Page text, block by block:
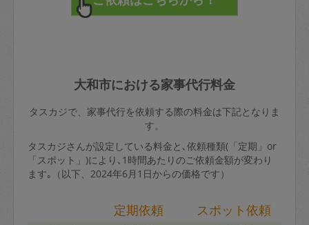
大和市における家事代行料金
タスカジで、家事代行を依頼する際の料金は下記となりま
す。
タスカジさんが設定している料金と､依頼種類(「定期」or
「スポット」)により､1時間あたりのご依頼金額が変わり
ます｡（以下、2024年6月1日からの価格です）
定期依頼 スポット依頼